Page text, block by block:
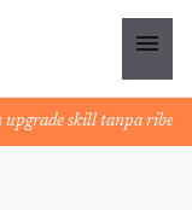
menu
skill tanpa ribet?